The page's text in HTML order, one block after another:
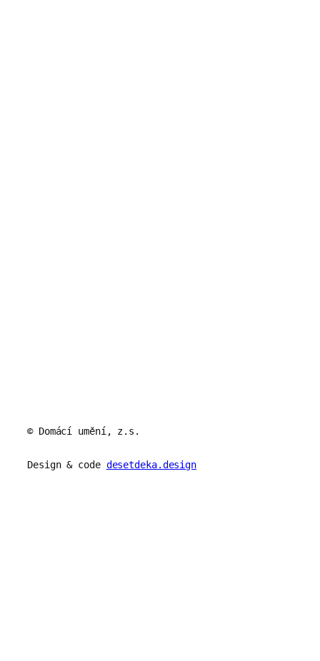
© Domácí umění, z.s.
Design & code desetdeka.design